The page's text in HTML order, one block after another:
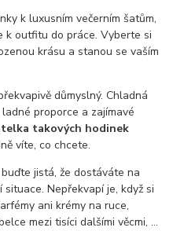
k luxusním večerním šatům,
k outfitu do práce. Vyberte si
krásu a stanou se vaším
důmyslný. Chladná
proporce a zajímavé
takových hodinek
víte, co chcete.
jistá, že dostáváte na
situace. Nepřekvapí je, když si
ani krémy na ruce,
mezi tisíci dalšími věcmi, …